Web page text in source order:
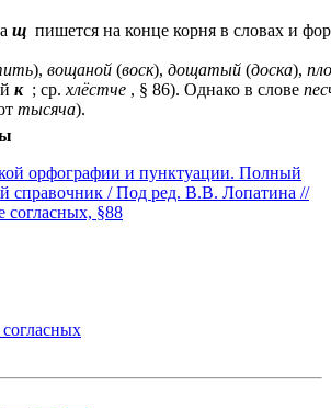
щ пишется на конце корня в словах и
), вощаной (воск), дощатый (доска),
к ; ср. хлёстче , § 86). Однако в слове
тысяча).
орфографии и пунктуации. Полный
справочник / Под ред. В.В. Лопатина //
согласных, §88